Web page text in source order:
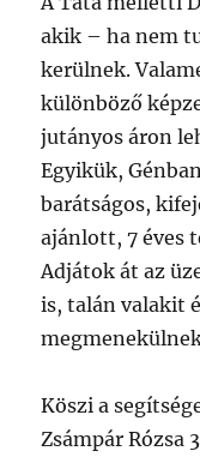
akik – ha nem
kerülnek.
különböző
jutányos áron
Egyikük,
barátságos,
ajánlott, 7 éves
Adjátok át az
is, talán valakit
Köszi a
Zsámpár Rózsa